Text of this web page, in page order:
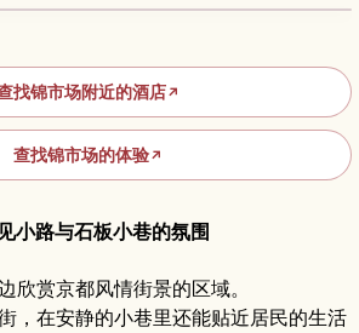
找锦市场附近的酒店↗
查找锦市场的体验↗
小路与石板小巷的氛围
欣赏京都风情街景的区域。
，在安静的小巷里还能贴近居民的生活